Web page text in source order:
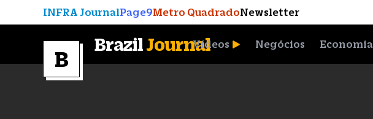
INFRA JournalPage9Metro QuadradoNewsletter
BrazilJournalVídeos Negócios Economia